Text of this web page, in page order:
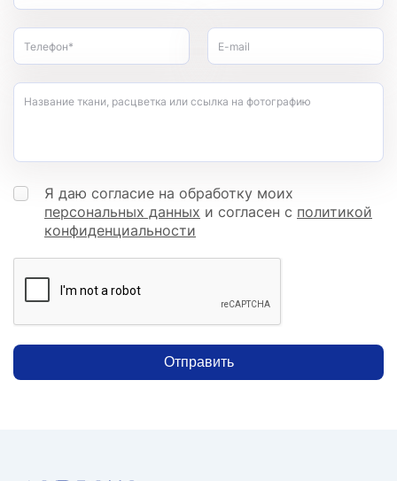
Телефон* E-mail
Название ткани, расцветка или ссылка на фотографию
Я даю согласие на обработку моих
персональных данных и согласен с политикой
конфиденциальности
Отправить